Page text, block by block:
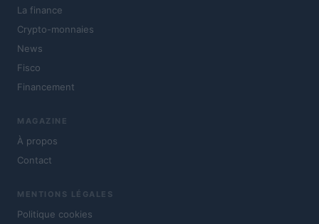
La finance
Crypto-monnaies
News
Fisco
Financement
MAGAZINE
À propos
Contact
MENTIONS LÉGALES
Politique cookies